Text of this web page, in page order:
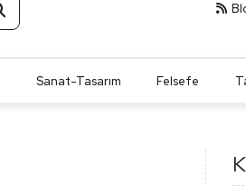
Sanat-Tasarım Felsefe